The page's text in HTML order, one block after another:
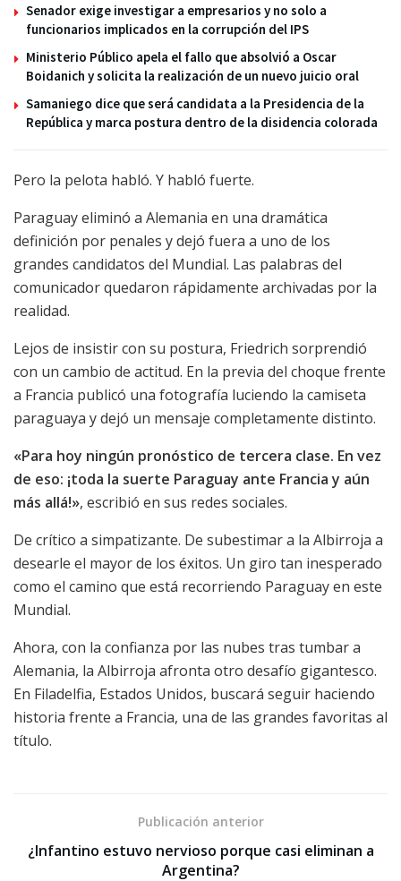
Senador exige investigar a empresarios y no solo a
funcionarios implicados en la corrupción del IPS
Ministerio Público apela el fallo que absolvió a Oscar
Boidanich y solicita la realización de un nuevo juicio oral
Samaniego dice que será candidata a la Presidencia de la
República y marca postura dentro de la disidencia colorada
Pero la pelota habló. Y habló fuerte.
Paraguay eliminó a Alemania en una dramática
definición por penales y dejó fuera a uno de los
grandes candidatos del Mundial. Las palabras del
comunicador quedaron rápidamente archivadas por la
realidad.
Lejos de insistir con su postura, Friedrich sorprendió
con un cambio de actitud. En la previa del choque frente
a Francia publicó una fotografía luciendo la camiseta
paraguaya y dejó un mensaje completamente distinto.
«Para hoy ningún pronóstico de tercera clase. En vez
de eso: ¡toda la suerte Paraguay ante Francia y aún
más allá!», escribió en sus redes sociales.
De crítico a simpatizante. De subestimar a la Albirroja a
desearle el mayor de los éxitos. Un giro tan inesperado
como el camino que está recorriendo Paraguay en este
Mundial.
Ahora, con la confianza por las nubes tras tumbar a
Alemania, la Albirroja afronta otro desafío gigantesco.
En Filadelfia, Estados Unidos, buscará seguir haciendo
historia frente a Francia, una de las grandes favoritas al
título.
Publicación anterior
¿Infantino estuvo nervioso porque casi eliminan a
Argentina?